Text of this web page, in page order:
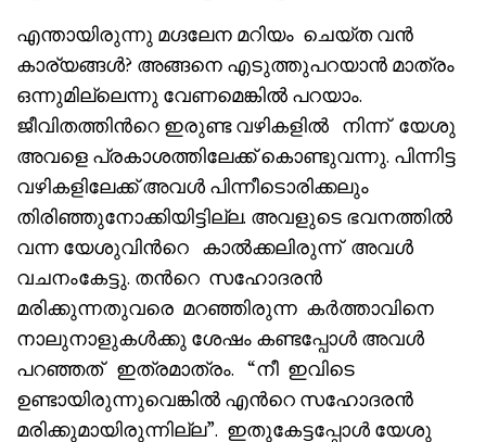
എന്തായിരുന്നു മഗ്ദലേന മറിയം ചെയ്ത വൻ
കാര്യങ്ങൾ? അങ്ങനെ എടുത്തുപറയാൻ മാത്രം
ഒന്നുമില്ലെന്നു വേണമെങ്കിൽ പറയാം.
ജീവിതത്തിൻറെ ഇരുണ്ട വഴികളിൽ നിന്ന് യേശു
അവളെ പ്രകാശത്തിലേക്ക് കൊണ്ടുവന്നു. പിന്നിട്ട
വഴികളിലേക്ക് അവൾ പിന്നീടൊരിക്കലും
തിരിഞ്ഞുനോക്കിയിട്ടില്ല. അവളുടെ ഭവനത്തിൽ
വന്ന യേശുവിൻറെ കാൽക്കലിരുന്ന് അവൾ
വചനംകേട്ടു. തൻറെ സഹോദരൻ
മരിക്കുന്നതുവരെ മറഞ്ഞിരുന്ന കർത്താവിനെ
നാലുനാളുകൾക്കു ശേഷം കണ്ടപ്പോൾ അവൾ
പറഞ്ഞത് ഇത്രമാത്രം. “നീ ഇവിടെ
ഉണ്ടായിരുന്നുവെങ്കിൽ എൻറെ സഹോദരൻ
മരിക്കുമായിരുന്നില്ല”. ഇതുകേട്ടപ്പോൾ യേശു